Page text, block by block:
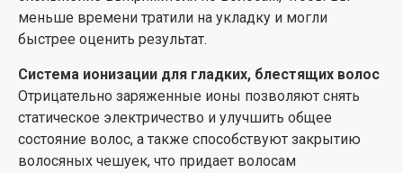
температуру по умолчанию 210 °C для быстрого
выпрямления волос.
В целях безопасности наконечник не нагревается
Наконечник стайлера изготовлен из особого
термоизолирующего материала, поэтому он остается
холодным; и вы легко сможете прикасаться к нему,
что обеспечивает удобство укладки.
меньше времени тратили на укладку и могли
быстрее оценить результат.
Система ионизации для гладких, блестящих волос
Отрицательно заряженные ионы позволяют снять
статическое электричество и улучшить общее
состояние волос, а также способствуют закрытию
волосяных чешуек, что придает волосам